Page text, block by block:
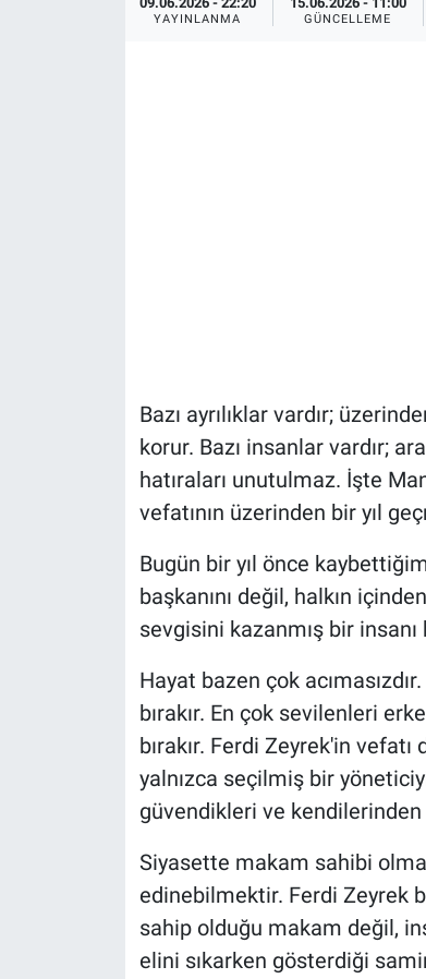
YAYINLANMA GÜNCELLEME
Bazı ayrılıklar vardır;
korur. Bazı insanlar vardır;
hatıraları unutulmaz. İşte
vefatının üzerinden bir yıl
Bugün bir yıl önce
başkanını değil, halkın
sevgisini kazanmış bir insanı
Hayat bazen çok
bırakır. En çok sevilenleri
bırakır. Ferdi Zeyrek'in
yalnızca seçilmiş bir
güvendikleri ve
Siyasette makam sahibi
edinebilmektir. Ferdi Zeyrek
sahip olduğu makam değil,
elini sıkarken gösterdiği